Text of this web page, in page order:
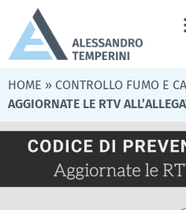
HOME » CONTROLLO FUMO E
AGGIORNATE LE RTV